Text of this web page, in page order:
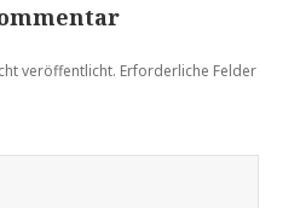
veröffentlicht. Erforderliche Felder